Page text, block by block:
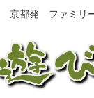
京都発 ファミリ